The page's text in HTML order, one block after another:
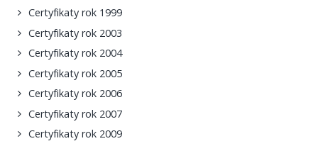
Certyfikaty rok 1999
Certyfikaty rok 2003
Certyfikaty rok 2004
Certyfikaty rok 2005
Certyfikaty rok 2006
Certyfikaty rok 2007
Certyfikaty rok 2009